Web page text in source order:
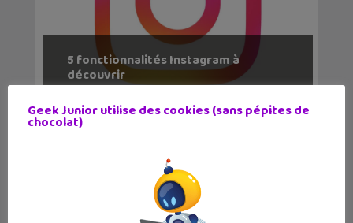
5 fonctionnalités Instagram à
découvrir
Geek Junior utilise des cookies (sans pépites de
chocolat)